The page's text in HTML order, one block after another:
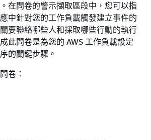
在問卷的警示擷取區段中，您可以指
中針對您的工作負載觸發建立事件的
要聯絡哪些人和採取哪些行動的執行
此問卷是為您的 AWS 工作負載設定
的關鍵步驟。
卷：